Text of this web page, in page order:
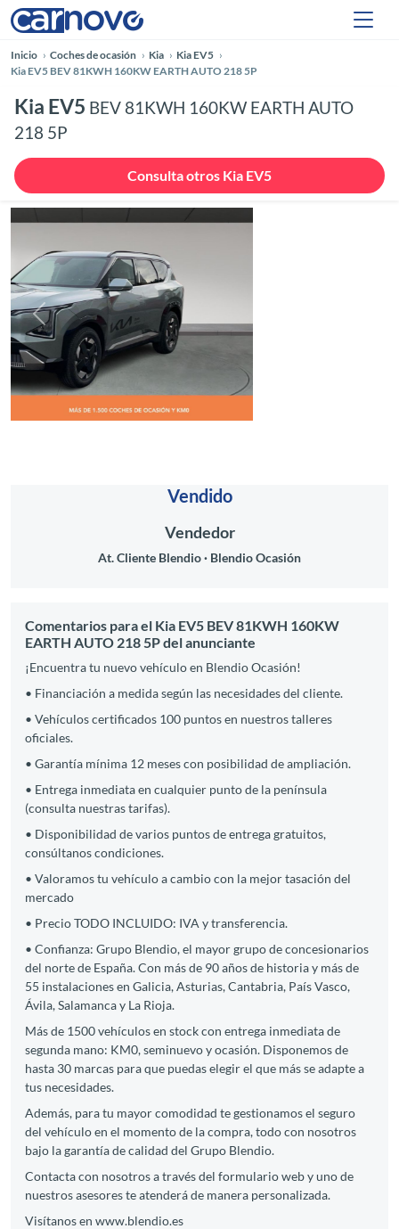
Inicio Coches de ocasión Kia
Kia EV5
Kia EV5 BEV 81KWH 160KW EARTH AUTO 218 5P
Kia EV5 BEV 81KWH 160KW EARTH AUTO
218 5P
Consulta otros Kia EV5
Anterior
Vendido
Vendedor
At. Cliente Blendio Blendio Ocasión
Comentarios para el Kia EV5 BEV 81KWH 160KW
EARTH AUTO 218 5P del anunciante
¡Encuentra tu nuevo vehículo en Blendio Ocasión!
• Financiación a medida según las necesidades del cliente.
• Vehículos certificados 100 puntos en nuestros talleres
oficiales.
• Garantía mínima 12 meses con posibilidad de ampliación.
• Entrega inmediata en cualquier punto de la península
(consulta nuestras tarifas).
• Disponibilidad de varios puntos de entrega gratuitos,
consúltanos condiciones.
• Valoramos tu vehículo a cambio con la mejor tasación del
mercado
• Precio TODO INCLUIDO: IVA y transferencia.
• Confianza: Grupo Blendio, el mayor grupo de concesionarios
del norte de España. Con más de 90 años de historia y más de
55 instalaciones en Galicia, Asturias, Cantabria, País Vasco,
Ávila, Salamanca y La Rioja.
Más de 1500 vehículos en stock con entrega inmediata de
segunda mano: KM0, seminuevo y ocasión. Disponemos de
hasta 30 marcas para que puedas elegir el que más se adapte a
tus necesidades.
Además, para tu mayor comodidad te gestionamos el seguro
del vehículo en el momento de la compra, todo con nosotros
bajo la garantía de calidad del Grupo Blendio.
Contacta con nosotros a través del formulario web y uno de
nuestros asesores te atenderá de manera personalizada.
Visítanos en www.blendio.es